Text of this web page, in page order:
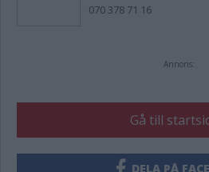
070 378 71 16
Annons:
Gå till
DELA PÅ